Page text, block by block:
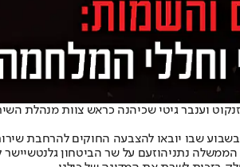
וענבר גיטי שכיהנה כראש צוות
שבו יובאו להצבעה החוקים להרחבת
הממשלה נתניהוזעם על שר הביטחון גלנטשיישר